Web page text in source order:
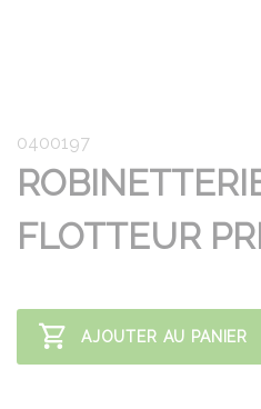
0400197
FLOTTEUR
AJOUTER AU PANIER